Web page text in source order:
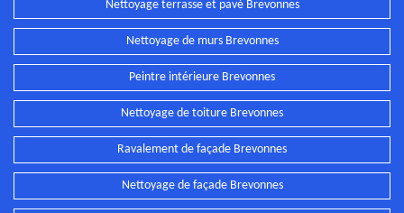
Nettoyage terrasse et pavé Brevonnes
Nettoyage de murs Brevonnes
Peintre intérieure Brevonnes
Nettoyage de toiture Brevonnes
Ravalement de façade Brevonnes
Nettoyage de façade Brevonnes